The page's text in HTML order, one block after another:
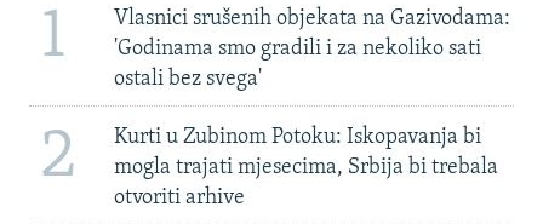
1
Vlasnici srušenih objekata na Gazivodama:
'Godinama smo gradili i za nekoliko sati
ostali bez svega'
2
Kurti u Zubinom Potoku: Iskopavanja bi
mogla trajati mjesecima, Srbija bi trebala
otvoriti arhive